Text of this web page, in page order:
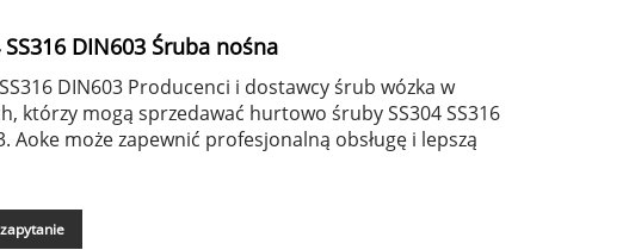
SS316 DIN603 Śruba nośna
DIN603 Producenci i dostawcy śrub wózka w
którzy mogą sprzedawać hurtowo śruby SS304 SS316
Aoke może zapewnić profesjonalną obsługę i lepszą